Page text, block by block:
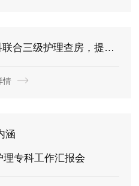
我院开展危重患者多学科联合三级护理查房，提升整体照护品质
情
涵
专科工作汇报会